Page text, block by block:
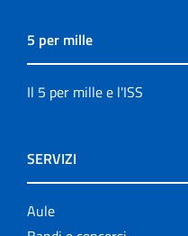
5 per mille
Il 5 per mille e l'ISS
SERVIZI
Aule